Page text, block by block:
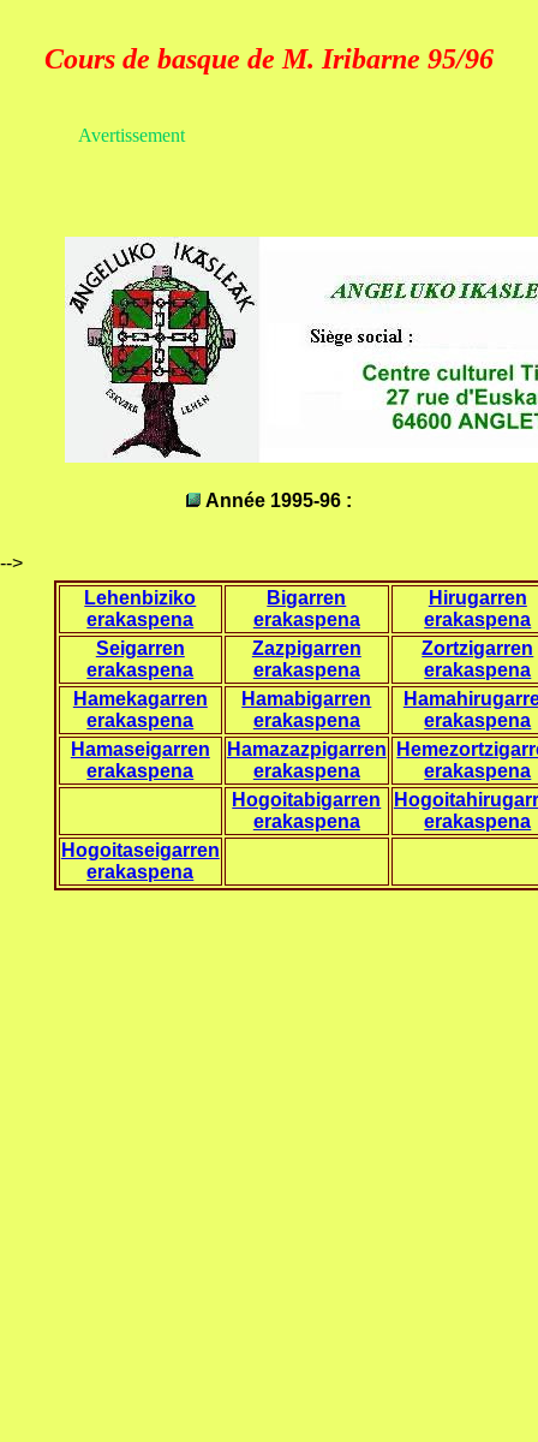
Cours de basque de M. Iribarne 95/96
Avertissement
Année 1995-96 :
-->
Lehenbiziko
erakaspena
Bigarren
erakaspena
Hirugarren
erakaspena
Seigarren
erakaspena
Zazpigarren
erakaspena
Zortzigarren
erakaspena
Hamekagarren
erakaspena
Hamabigarren
erakaspena
erakaspena
Hamaseigarren
erakaspena
Hamazazpigarren
erakaspena
erakaspena
Hogoitabigarren
erakaspena
erakaspena
Hogoitaseigarren
erakaspena